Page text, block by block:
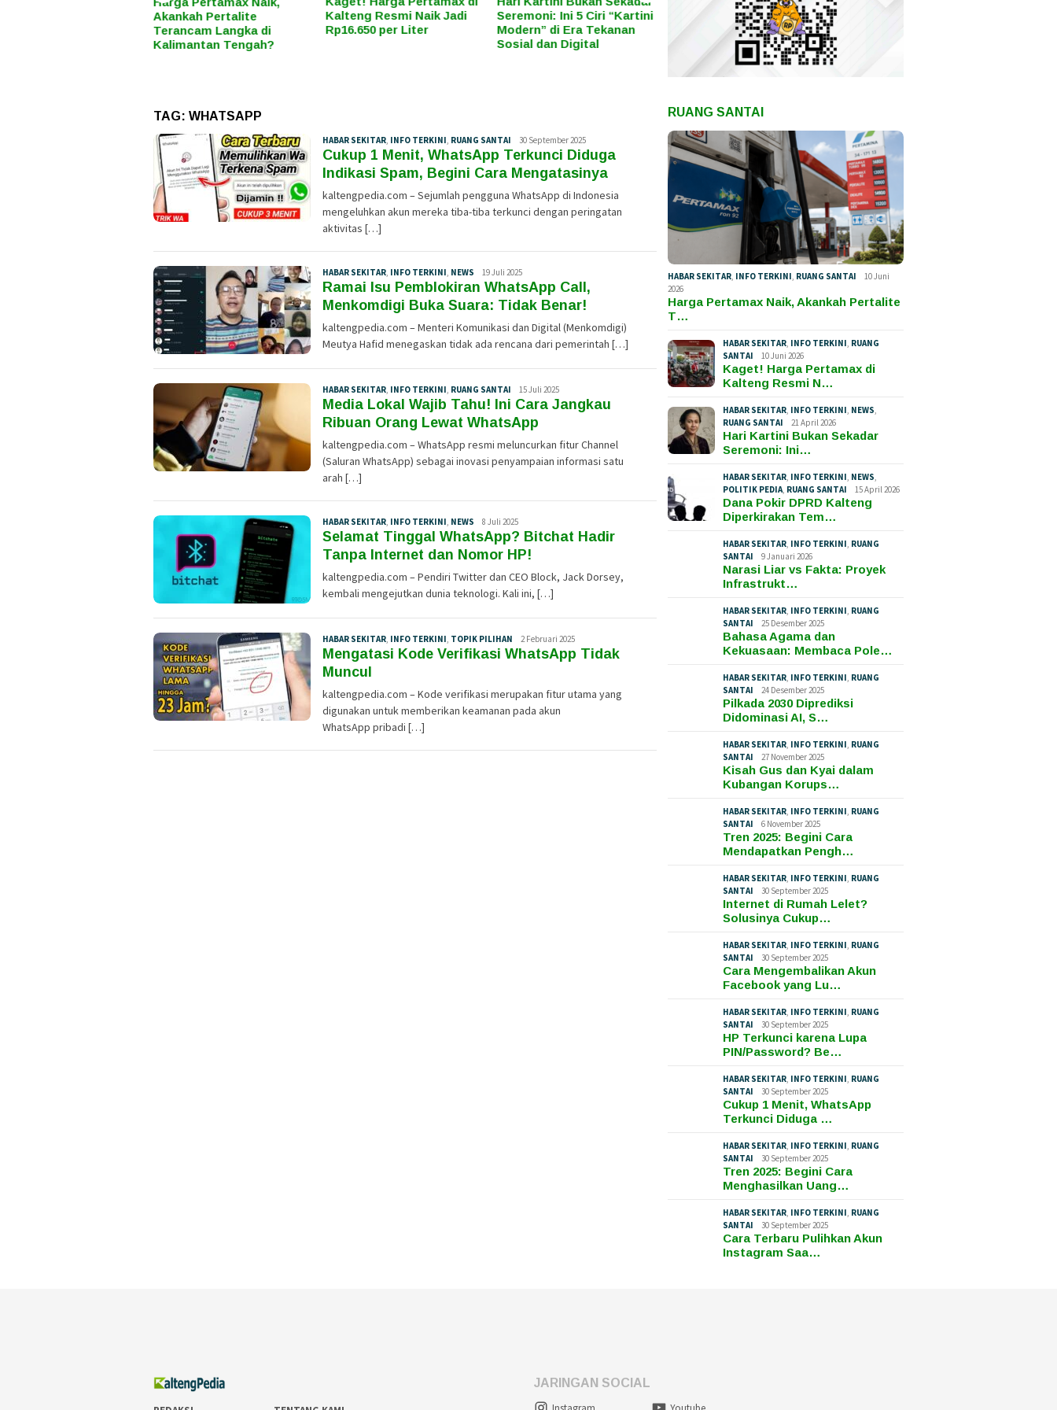
Kalteng Resmi Naik Jadi
Rp16.650 per Liter
Seremoni: Ini 5 Ciri “Kartini
Modern” di Era Tekanan
Diperkirakan Tembus
Ratusan Miliar, Mengalir ke
Mana Saja dan Apa
Proyek Infrastruktur
Sukamara Tidak Seperti
yang Dituduhkan
TAG: WHATSAPP
HABAR SEKITAR, INFO TERKINI, RUANG SANTAI Tim
Redaksi
30 September 2025
Cukup 1 Menit, WhatsApp Terkunci Diduga
Indikasi Spam, Begini Cara Mengatasinya
kaltengpedia.com – Sejumlah pengguna WhatsApp di Indonesia
mengeluhkan akun mereka tiba-tiba terkunci dengan peringatan
aktivitas […]
HABAR SEKITAR, INFO TERKINI, NEWS Tim
Redaksi
19 Juli 2025
Ramai Isu Pemblokiran WhatsApp Call,
Menkomdigi Buka Suara: Tidak Benar!
kaltengpedia.com – Menteri Komunikasi dan Digital (Menkomdigi)
Meutya Hafid menegaskan tidak ada rencana dari pemerintah […]
HABAR SEKITAR, INFO TERKINI, RUANG SANTAI Tim
Redaksi
15 Juli 2025
Media Lokal Wajib Tahu! Ini Cara Jangkau
Ribuan Orang Lewat WhatsApp
kaltengpedia.com – WhatsApp resmi meluncurkan fitur Channel
(Saluran WhatsApp) sebagai inovasi penyampaian informasi satu
arah […]
HABAR SEKITAR, INFO TERKINI, NEWS Tim
Redaksi
8 Juli 2025
Selamat Tinggal WhatsApp? Bitchat Hadir
Tanpa Internet dan Nomor HP!
kaltengpedia.com – Pendiri Twitter dan CEO Block, Jack Dorsey,
kembali mengejutkan dunia teknologi. Kali ini, […]
HABAR SEKITAR, INFO TERKINI, TOPIK PILIHAN Tim
Redaksi
2 Februari 2025
Mengatasi Kode Verifikasi WhatsApp Tidak
Muncul
kaltengpedia.com – Kode verifikasi merupakan fitur utama yang
digunakan untuk memberikan keamanan pada akun
WhatsApp pribadi […]
RUANG SANTAI
HABAR SEKITAR INFO TERKINI RUANG SANTAI
10 Juni
2026
Harga Pertamax Naik, Akankah Pertalite
T…
HABAR SEKITAR INFO TERKINI RUANG
SANTAI
10 Juni 2026
Kaget! Harga Pertamax di
Kalteng Resmi N…
HABAR SEKITAR INFO TERKINI NEWS
RUANG SANTAI
21 April 2026
Hari Kartini Bukan Sekadar
Seremoni: Ini…
HABAR SEKITAR INFO TERKINI NEWS
POLITIK PEDIA RUANG SANTAI 15 April 2026
Dana Pokir DPRD Kalteng
Diperkirakan Tem…
HABAR SEKITAR INFO TERKINI RUANG
SANTAI
9 Januari 2026
Narasi Liar vs Fakta: Proyek
Infrastrukt…
HABAR SEKITAR INFO TERKINI RUANG
SANTAI
25 Desember 2025
Bahasa Agama dan
Kekuasaan: Membaca Pole…
HABAR SEKITAR INFO TERKINI RUANG
SANTAI
24 Desember 2025
Pilkada 2030 Diprediksi
Didominasi AI, S…
HABAR SEKITAR INFO TERKINI RUANG
SANTAI
27 November 2025
Kisah Gus dan Kyai dalam
Kubangan Korups…
HABAR SEKITAR INFO TERKINI RUANG
SANTAI
6 November 2025
Tren 2025: Begini Cara
Mendapatkan Pengh…
HABAR SEKITAR INFO TERKINI RUANG
SANTAI
30 September 2025
Internet di Rumah Lelet?
Solusinya Cukup…
HABAR SEKITAR INFO TERKINI RUANG
SANTAI
30 September 2025
Cara Mengembalikan Akun
Facebook yang Lu…
HABAR SEKITAR INFO TERKINI RUANG
SANTAI
30 September 2025
HP Terkunci karena Lupa
PIN/Password? Be…
HABAR SEKITAR INFO TERKINI RUANG
SANTAI
30 September 2025
Cukup 1 Menit, WhatsApp
Terkunci Diduga …
HABAR SEKITAR INFO TERKINI RUANG
SANTAI
30 September 2025
Tren 2025: Begini Cara
Menghasilkan Uang…
HABAR SEKITAR INFO TERKINI RUANG
SANTAI
30 September 2025
Cara Terbaru Pulihkan Akun
Instagram Saa…
JARINGAN SOCIAL